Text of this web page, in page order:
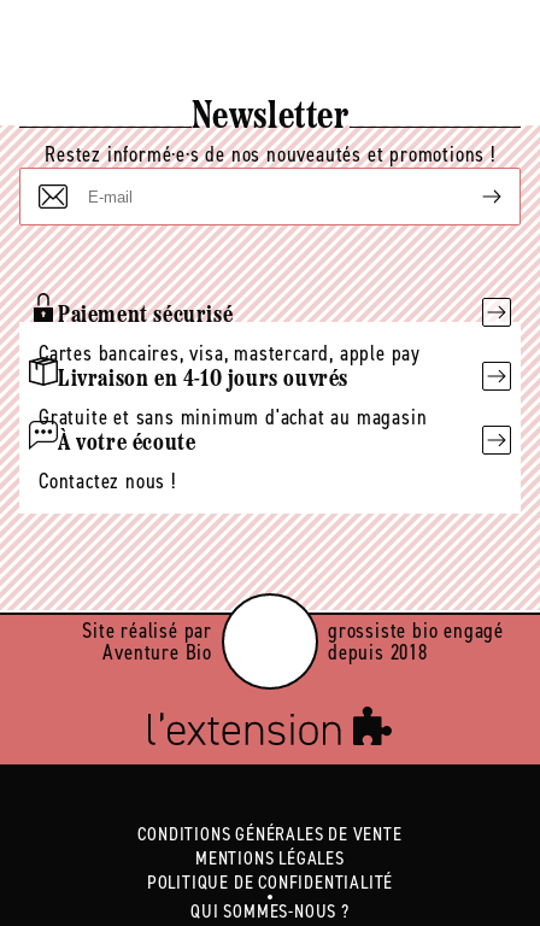
Newsletter
Restez informé·e·s de nos nouveautés et promotions !
E-
mail
Paiement sécurisé
Cartes bancaires, visa, mastercard, apple pay
Livraison en 4-10 jours ouvrés
Gratuite et sans minimum d'achat au magasin
À votre écoute
Contactez nous !
Site réalisé par
Aventure Bio
grossiste bio engagé
depuis 2018
CONDITIONS GÉNÉRALES DE VENTE
MENTIONS LÉGALES
POLITIQUE DE CONFIDENTIALITÉ
QUI SOMMES-NOUS ?